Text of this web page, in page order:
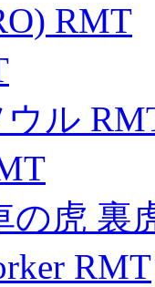
RMT
ル
の虎 裏
RMT